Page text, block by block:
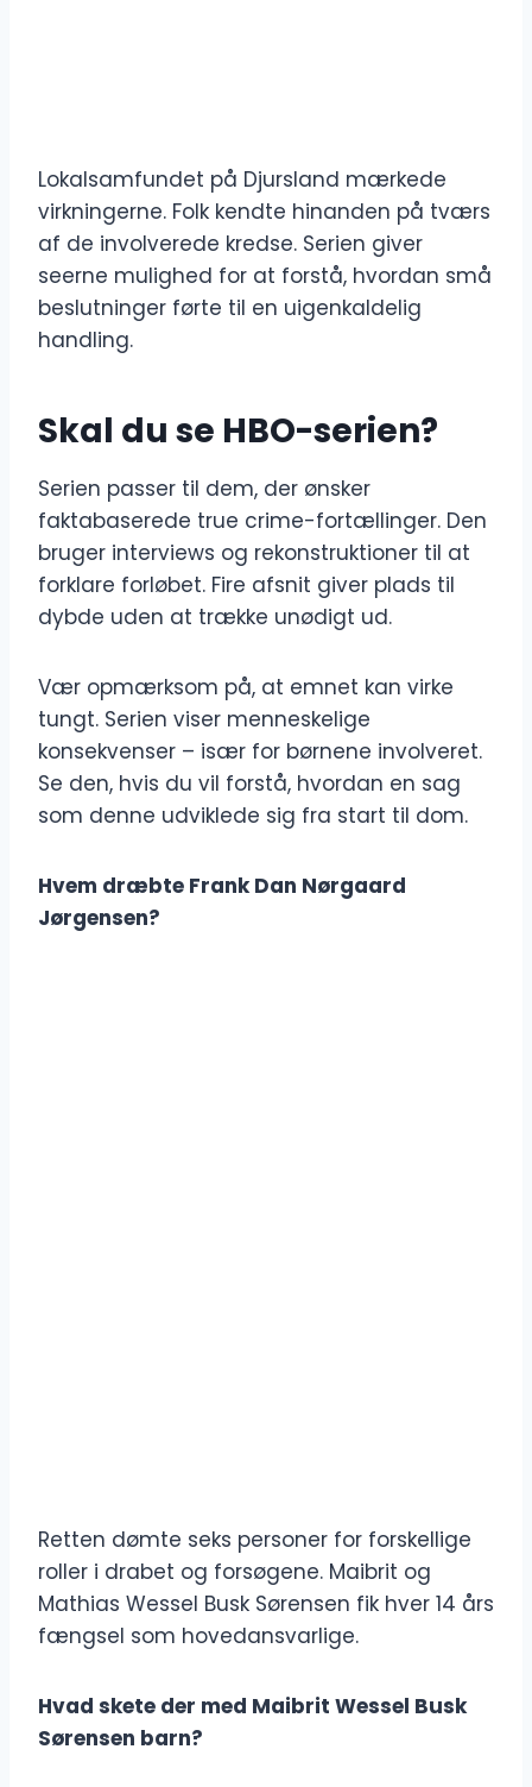
Lokalsamfundet på Djursland mærkede
virkningerne. Folk kendte hinanden på tværs
af de involverede kredse. Serien giver
seerne mulighed for at forstå, hvordan små
beslutninger førte til en uigenkaldelig
handling.
Skal du se HBO-serien?
Serien passer til dem, der ønsker
faktabaserede true crime-fortællinger. Den
bruger interviews og rekonstruktioner til at
forklare forløbet. Fire afsnit giver plads til
dybde uden at trække unødigt ud.
Vær opmærksom på, at emnet kan virke
tungt. Serien viser menneskelige
konsekvenser – især for børnene involveret.
Se den, hvis du vil forstå, hvordan en sag
som denne udviklede sig fra start til dom.
Hvem dræbte Frank Dan Nørgaard
Jørgensen?
Retten dømte seks personer for forskellige
roller i drabet og forsøgene. Maibrit og
Mathias Wessel Busk Sørensen fik hver 14 års
fængsel som hovedansvarlige.
Hvad skete der med Maibrit Wessel Busk
Sørensen barn?